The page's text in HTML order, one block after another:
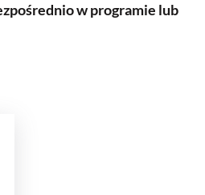
w programie lub